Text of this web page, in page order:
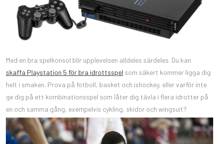
Med en bra spelkonsol blir upplevelsen alldeles särdeles. Du kan
skaffa Playstation 5 för bra idrottsspel som säkert kommer ligga dig
helt i smaken. Prova på fotboll, basket och ishockey, eller varför inte
ge dig på ett kombinationsspel som låter dig tävla i flera idrotter på
en och samma gång, exempelvis cykling, skidor och wingsuit?